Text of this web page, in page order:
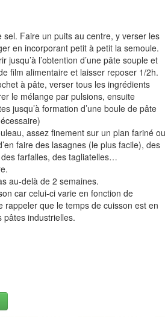
Faire un puits au centre, y verser les
en incorporant petit à petit la semoule.
jusqu’à l’obtention d’une pâte souple et
film alimentaire et laisser reposer 1/2h.
à pâte, verser tous les ingrédients
le mélange par pulsions, ensuite
jusqu’à formation d’une boule de pâte
assez finement sur un plan fariné ou
faire des lasagnes (le plus facile), des
des farfalles, des tagliatelles…
au-delà de 2 semaines.
car celui-ci varie en fonction de
rappeler que le temps de cuisson est en
industrielles.